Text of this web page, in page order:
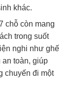
khác.
chỗ còn mang
trong suốt
nghi như ghế
an toàn, giúp
chuyến đi một